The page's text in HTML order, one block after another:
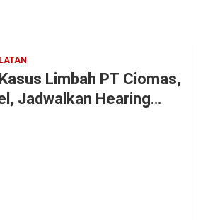
Limbah PT Ciomas,
Jadwalkan Hearing